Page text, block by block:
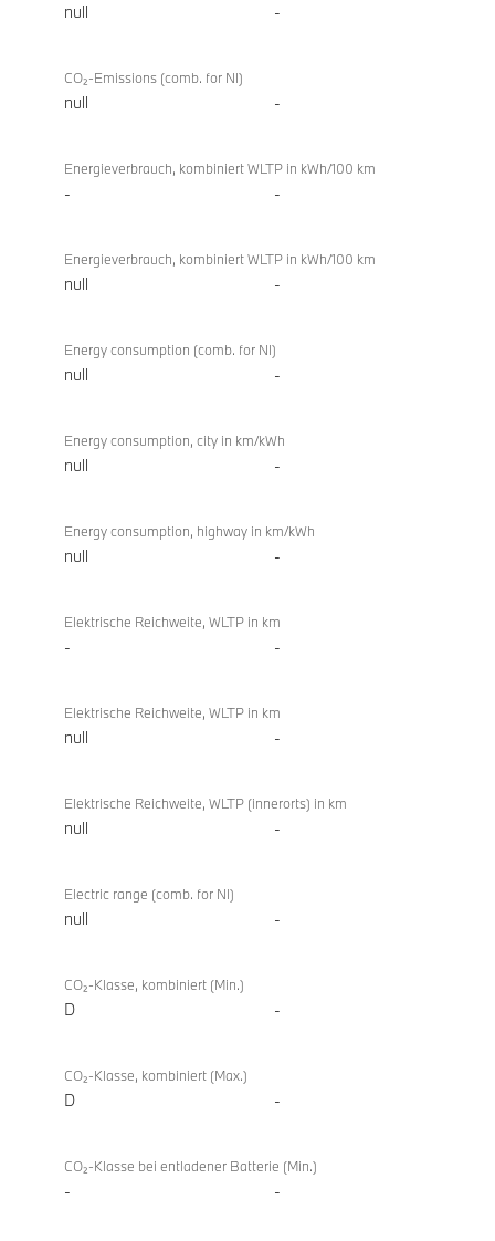
null -
CO₂-Emissions (comb. for NI)
null -
Energieverbrauch, kombiniert WLTP in kWh/100 km
- -
Energieverbrauch, kombiniert WLTP in kWh/100 km
null -
Energy consumption (comb. for NI)
null -
Energy consumption, city in km/kWh
null -
Energy consumption, highway in km/kWh
null -
Elektrische Reichweite, WLTP in km
- -
Elektrische Reichweite, WLTP in km
null -
Elektrische Reichweite, WLTP (innerorts) in km
null -
Electric range (comb. for NI)
null -
CO₂-Klasse, kombiniert (Min.)
D -
CO₂-Klasse, kombiniert (Max.)
D -
CO₂-Klasse bei entladener Batterie (Min.)
- -